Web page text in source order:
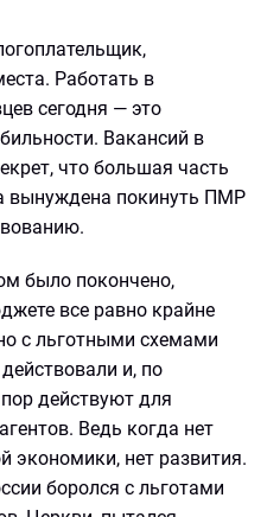
Работать в
сегодня — это
Вакансий в
что большая часть
вынуждена покинуть ПМР
было покончено,
все равно крайне
с льготными схемами
и, по
действуют для
Ведь когда нет
экономики, нет развития.
боролся с льготами